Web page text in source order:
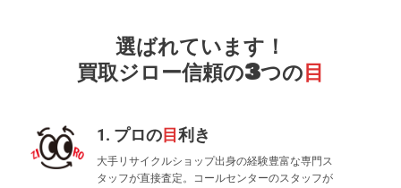
選ばれています！
買取ジロー信頼の3つの目
1. プロの目利き
大手リサイクルショップ出身の経験豊富な専門ス
タッフが直接査定。コールセンターのスタッフが